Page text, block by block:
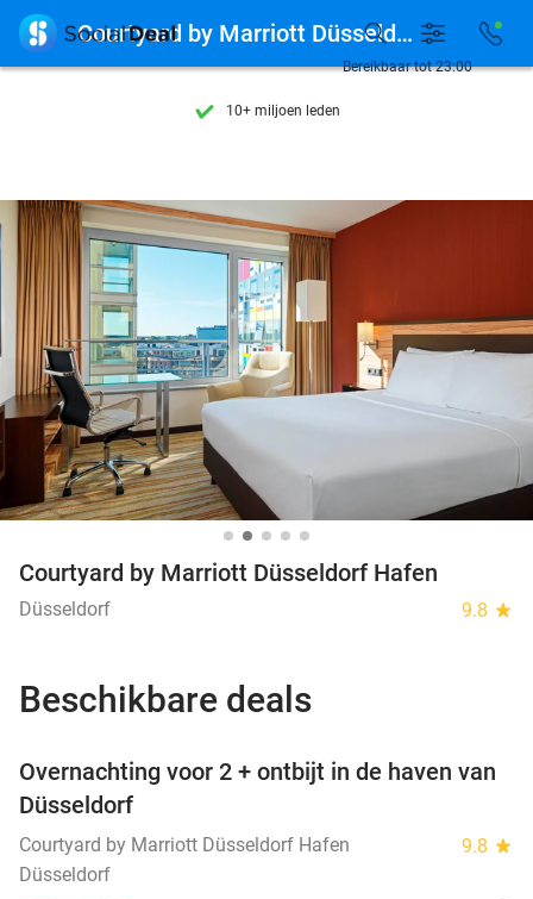
7 dagen per week beschikbaar
10+ miljoen leden
7 dagen per week beschikbaar
10+ miljoen leden
Bereikbaar tot 23:00
 Courtyard by Marriott Düsseldorf Hafen
Courtyard by Marriott Düsseldorf Hafen
Düsseldorf 9.8 star
Beschikbare deals
Overnachting voor 2 + ontbijt in de haven van
Düsseldorf
Courtyard by Marriott Düsseldorf Hafen 9.8 star
Düsseldorf